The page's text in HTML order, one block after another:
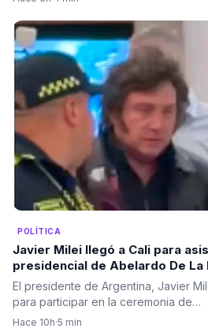
POLÍTICA
Javier Milei llegó a Cali para
presidencial de Abelardo De La
El presidente de Argentina, Javier
para participar en la ceremonia de…
Hace 10h·5 min